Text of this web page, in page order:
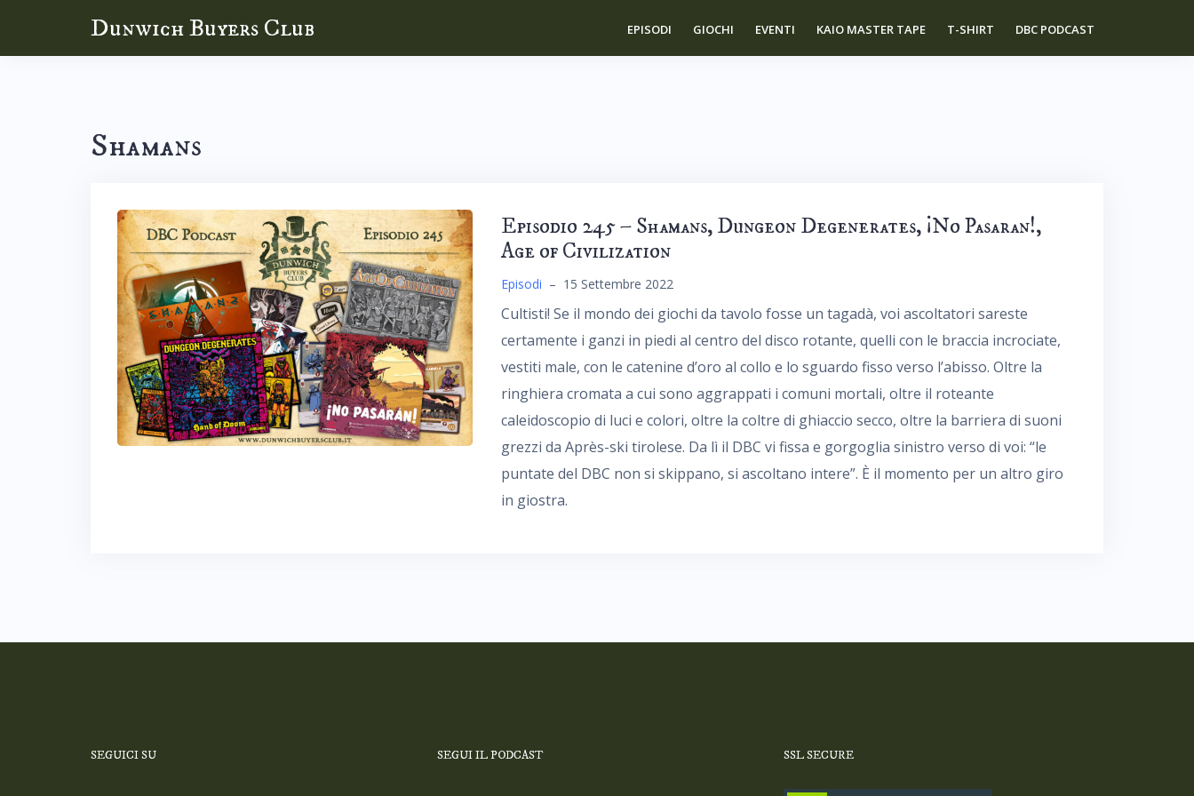
Dunwich Buyers Club EPISODI GIOCHI EVENTI KAIO MASTER TAPE T-SHIRT DBC PODCAST
Shamans
Episodio 245 – Shamans, Dungeon Degenerates, ¡No Pasaran!,
Age of Civilization
Episodi – 15 Settembre 2022
Cultisti! Se il mondo dei giochi da tavolo fosse un tagadà, voi ascoltatori sareste
certamente i ganzi in piedi al centro del disco rotante, quelli con le braccia incrociate,
vestiti male, con le catenine d’oro al collo e lo sguardo fisso verso l’abisso. Oltre la
ringhiera cromata a cui sono aggrappati i comuni mortali, oltre il roteante
caleidoscopio di luci e colori, oltre la coltre di ghiaccio secco, oltre la barriera di suoni
grezzi da Après-ski tirolese. Da lì il DBC vi fissa e gorgoglia sinistro verso di voi: “le
puntate del DBC non si skippano, si ascoltano intere”. È il momento per un altro giro
in giostra.
SEGUICI SU SEGUI IL PODCAST SSL SECURE